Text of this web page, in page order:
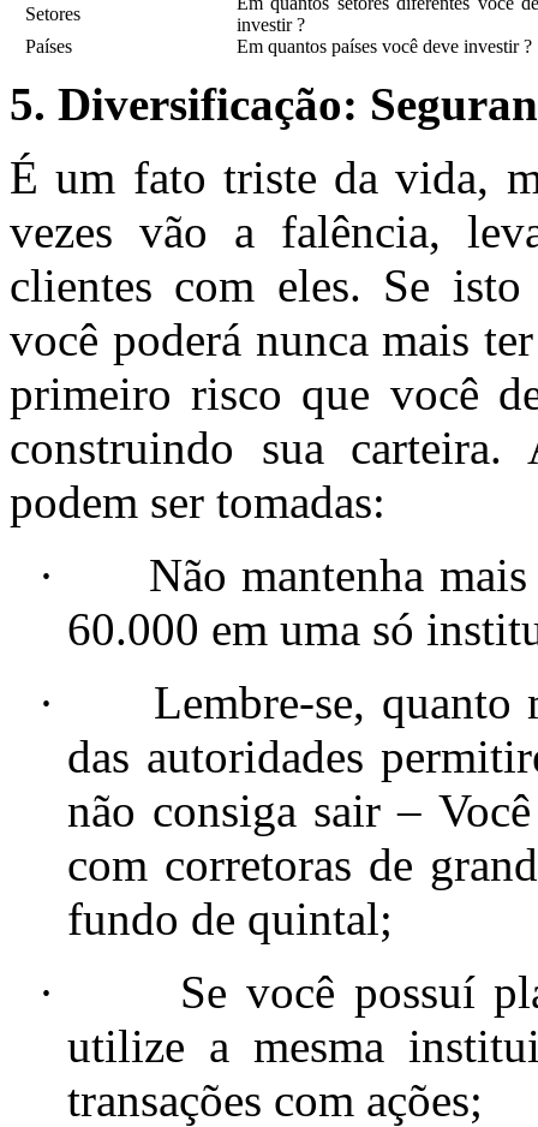
Setores
investir ?
Países
Em quantos países você deve investir ?
5. Diversificação:
É um fato triste da vida,
vezes vão a falência,
clientes com eles. Se
você poderá nunca mais
primeiro risco que você
construindo sua carteira.
podem ser tomadas:
·
Não mantenha
60.000 em uma só
·
Lembre-se, quanto
das autoridades
não consiga sair –
com corretoras de
fundo de quintal;
·
Se você possuí
utilize a mesma
transações com ações;